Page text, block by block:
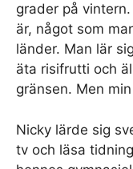
grader på
är, något som
länder. Man lär
äta risifrutti och
gränsen. Men
Nicky lärde sig
tv och läsa